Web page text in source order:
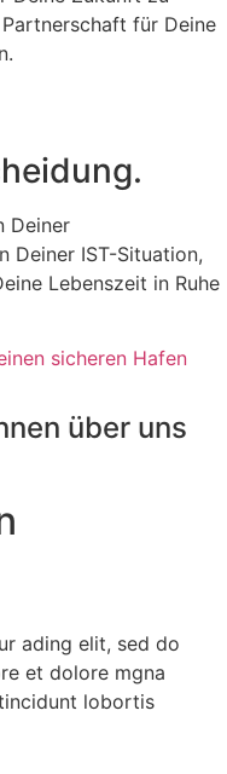
für Deine
Deiner
Deiner IST-Situation,
Lebenszeit in Ruhe
sicheren Hafen
über uns
ading elit, sed do
et dolore mgna
lobortis